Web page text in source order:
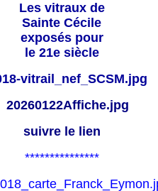
Les vitraux de
Sainte Cécile
exposés pour
le 21e siècle
suivre le lien
***************